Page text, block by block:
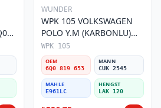
WUNDER
WPK 105 VOLKSWAGEN
POLO Y.M (KARBONLU)
6Q0 819 653 Polen Filtresi
WPK 105
OEM
6Q0 819 653
MANN
CUK 2545
MAHLE
E961LC
HENGST
LAK 120